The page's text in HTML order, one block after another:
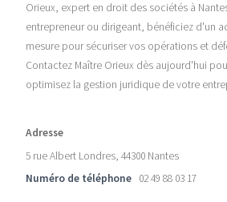
Orieux, expert en droit des sociétés à
entrepreneur ou dirigeant, bénéficiez d'un
mesure pour sécuriser vos opérations et
Contactez Maître Orieux dès aujourd'hui
optimisez la gestion juridique de votre
Adresse
5 rue Albert Londres, 44300 Nantes
Numéro de téléphone 02 49 88 03 17